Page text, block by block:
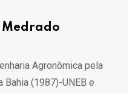
Medrado
Agronômica pela
(1987)-UNEB e